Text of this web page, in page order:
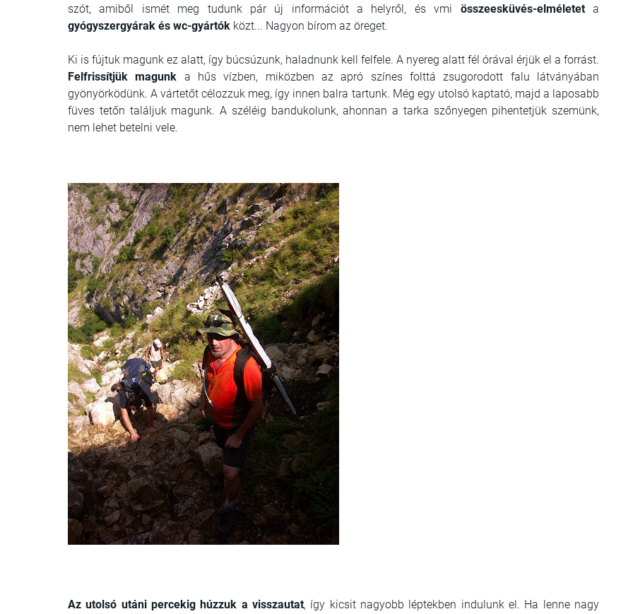
szót, amiből ismét meg tudunk pár új információt a helyről, és vmi összeesküvés-elméleteta
gyógyszergyárak és wc-gyártók közt... Nagyon bírom az öreget.
Ki is fújtuk magunk ez alatt, így búcsúzunk, haladnunk kell felfele. A nyereg alatt fél órával érjük el a forrást.
Felfrissítjük magunk a hűs vízben, miközben az apró színes folttá zsugorodott falu látványában
gyönyörködünk. A vártetőt célozzuk meg, így innen balra tartunk. Még egy utolsó kaptató, majd a laposabb
füves tetőn találjuk magunk. A széléig bandukolunk, ahonnan a tarka szőnyegen pihentetjük szemünk,
nem lehet betelni vele.
Az utolsó utáni percekig húzzuk a visszautat, így kicsit nagyobb léptekben indulunk el. Ha lenne nagy